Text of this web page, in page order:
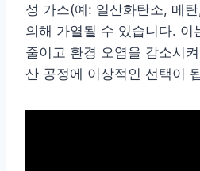
성 가스(예: 일산화탄소, 메
의해 가열될 수 있습니다. 이
줄이고 환경 오염을 감소시
산 공정에 이상적인 선택이